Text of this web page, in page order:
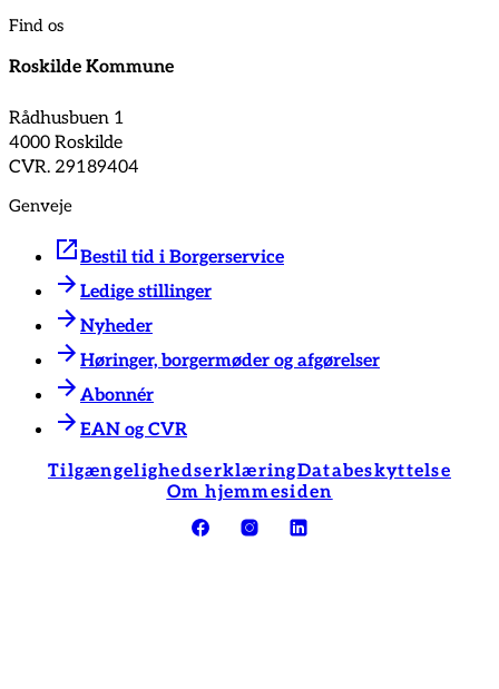
Find os
Roskilde Kommune
Rådhusbuen 1
4000 Roskilde
CVR. 29189404
Genveje
Bestil tid i Borgerservice
Ledige stillinger
Nyheder
Høringer, borgermøder og afgørelser
Abonnér
EAN og CVR
TilgængelighedserklæringDatabeskyttelse
Om hjemmesiden